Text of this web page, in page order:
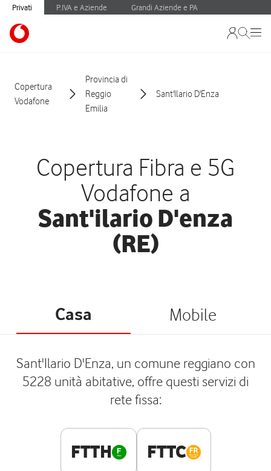
Privati P.IVA e Aziende Grandi Aziende e PA
Copertura
Vodafone
Provincia di
Reggio
Emilia
Sant'Ilario D'Enza
Copertura Fibra e 5G
Vodafone a
Sant'ilario D'enza
(RE)
Casa Mobile
Sant'Ilario D'Enza, un comune reggiano con
5228 unità abitative, offre questi servizi di
rete fissa:
FTTH FTTC